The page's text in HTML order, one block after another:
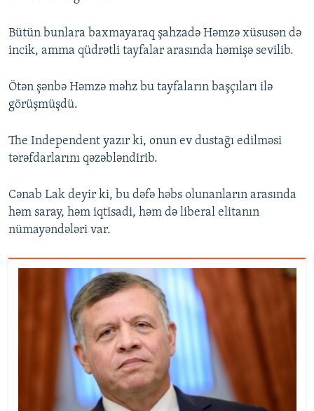
Bütün bunlara baxmayaraq şahzadə Həmzə xüsusən də
incik, amma qüdrətli tayfalar arasında həmişə sevilib.
Ötən şənbə Həmzə məhz bu tayfaların başçıları ilə
görüşmüşdü.
The Independent yazır ki, onun ev dustağı edilməsi
tərəfdarlarını qəzəbləndirib.
Cənab Lak deyir ki, bu dəfə həbs olunanların arasında
həm saray, həm iqtisadi, həm də liberal elitanın
nümayəndələri var.